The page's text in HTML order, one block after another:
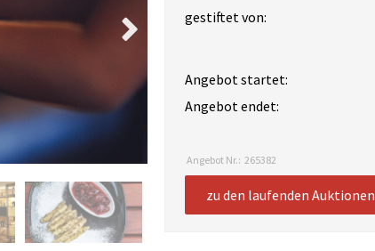
gestiftet von:
Angebot startet:
Angebot endet:
Angebot Nr.: 265382
zu den laufenden Auktionen